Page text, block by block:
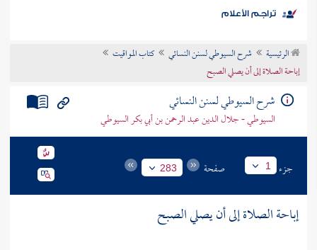
موضوعي
تراجم الأعلام
الرئيسية شرح السيوطي لسنن النسائي
كتاب المواقيت
إباحة الصلاة إلى أن يصلي الصبح
شرح السيوطي لسنن النسائي
السيوطي - جلال الدين عبد الرحمن بن أبي بكر السيوطي
جزء 1 صفحة 283
إباحة الصلاة إلى أن يصلي الصبح